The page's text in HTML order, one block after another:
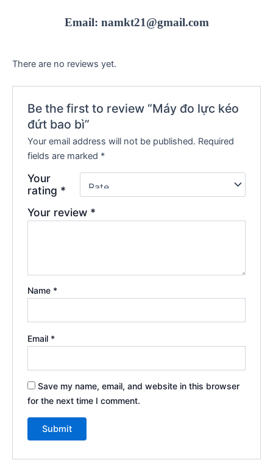
Email: namkt21@gmail.com
There are no reviews yet.
Be the first to review “Máy đo lực kéo
đứt bao bì”
Your email address will not be published. Required
fields are marked *
Your
rating *
Your review *
Name *
Email *
Save my name, email, and website in this browser
for the next time I comment.